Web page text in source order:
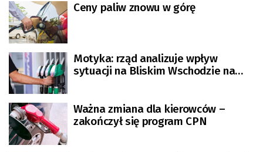
Ceny paliw znowu w górę
Motyka: rząd analizuje wpływ
sytuacji na Bliskim Wschodzie na
Ważna zmiana dla kierowców –
zakończył się program CPN